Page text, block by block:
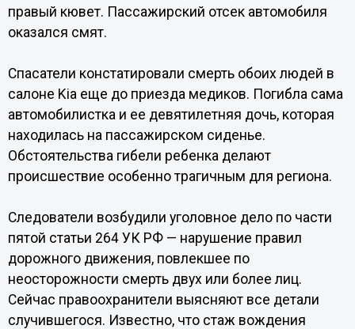
правый кювет. Пассажирский отсек автомобиля
оказался смят.
Спасатели констатировали смерть обоих людей в
салоне Kia еще до приезда медиков. Погибла сама
автомобилистка и ее девятилетняя дочь, которая
находилась на пассажирском сиденье.
Обстоятельства гибели ребенка делают
происшествие особенно трагичным для региона.
Следователи возбудили уголовное дело по части
пятой статьи 264 УК РФ — нарушение правил
дорожного движения, повлекшее по
неосторожности смерть двух или более лиц.
Сейчас правоохранители выясняют все детали
случившегося. Известно, что стаж вождения